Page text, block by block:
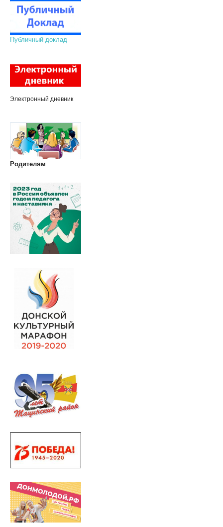
Публичный доклад
Электронный дневник
Родителям